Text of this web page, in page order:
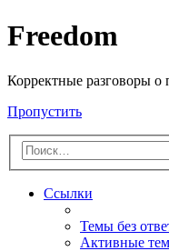
Freedom
Корректные разговоры о
Пропустить
Ссылки
Темы без
Активные